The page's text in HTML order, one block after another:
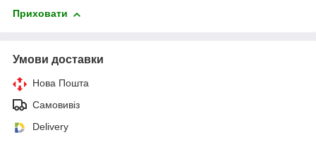
Приховати
Умови доставки
Нова Пошта
Самовивіз
Delivery